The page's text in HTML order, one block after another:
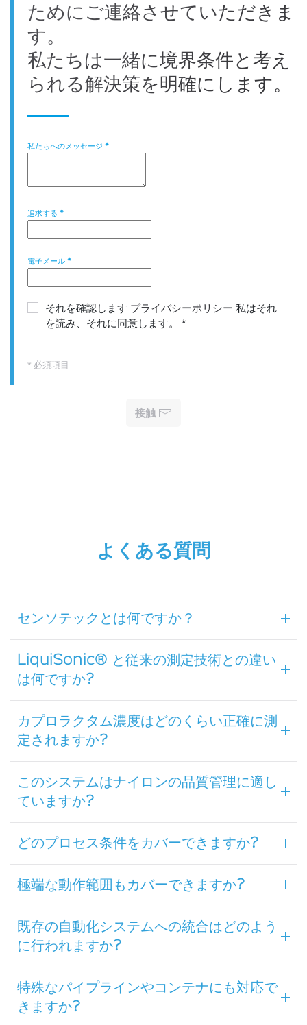
ためにご連絡させていただきま
す。
私たちは一緒に境界条件と考え
られる解決策を明確にします。
私たちへのメッセージ *
追求する *
電子メール *
それを確認します プライバシーポリシー 私はそれ
を読み、それに同意します。 *
* 必須項目
接触
よくある質問
センソテックとは何ですか？
LiquiSonic® と従来の測定技術との違い
は何ですか?
カプロラクタム濃度はどのくらい正確に測
定されますか?
このシステムはナイロンの品質管理に適し
ていますか?
どのプロセス条件をカバーできますか?
極端な動作範囲もカバーできますか?
既存の自動化システムへの統合はどのよう
に行われますか?
特殊なパイプラインやコンテナにも対応で
きますか?